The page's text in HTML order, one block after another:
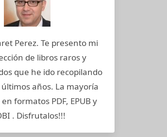
Perez. Te presento mi
de libros raros y
que he ido recopilando
años. La mayoría
formatos PDF, EPUB y
. Disfrutalos!!!